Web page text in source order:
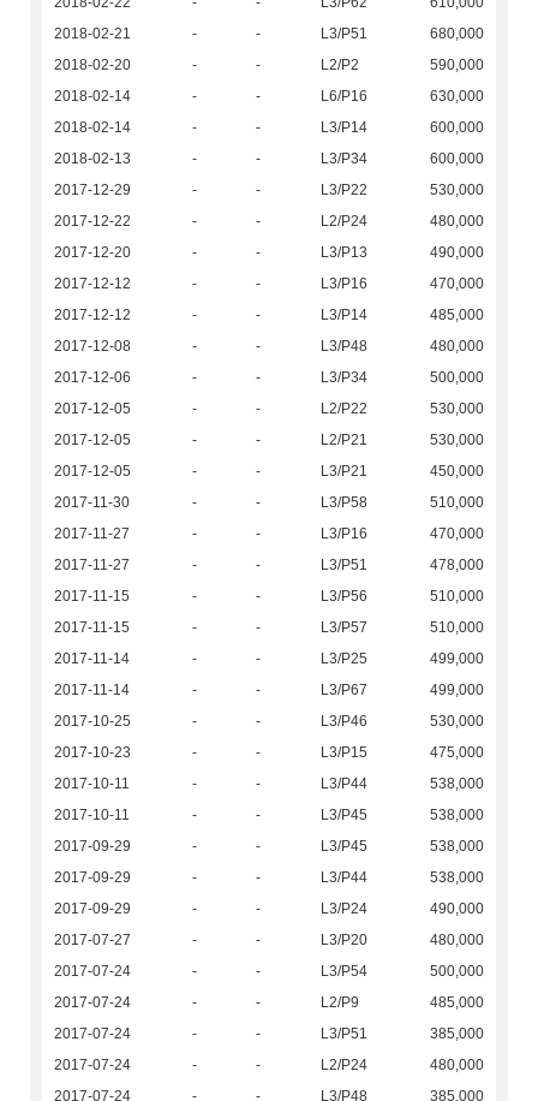
2018-02-21
- - L3/P51
680,000
2018-02-20
- - L2/P2
590,000
2018-02-14
- - L6/P16
630,000
2018-02-14
- - L3/P14
600,000
2018-02-13
- - L3/P34
600,000
2017-12-29
- - L3/P22
530,000
2017-12-22
- - L2/P24
480,000
2017-12-20
- - L3/P13
490,000
2017-12-12
- - L3/P16
470,000
2017-12-12
- - L3/P14
485,000
2017-12-08
- - L3/P48
480,000
2017-12-06
- - L3/P34
500,000
2017-12-05
- - L2/P22
530,000
2017-12-05
- - L2/P21
530,000
2017-12-05
- - L3/P21
450,000
2017-11-30
- - L3/P58
510,000
2017-11-27
- - L3/P16
470,000
2017-11-27
- - L3/P51
478,000
2017-11-15
- - L3/P56
510,000
2017-11-15
- - L3/P57
510,000
2017-11-14
- - L3/P25
499,000
2017-11-14
- - L3/P67
499,000
2017-10-25
- - L3/P46
530,000
2017-10-23
- - L3/P15
475,000
2017-10-11
- - L3/P44
538,000
2017-10-11
- - L3/P45
538,000
2017-09-29
- - L3/P45
538,000
2017-09-29
- - L3/P44
538,000
2017-09-29
- - L3/P24
490,000
2017-07-27
- - L3/P20
480,000
2017-07-24
- - L3/P54
500,000
2017-07-24
- - L2/P9
485,000
2017-07-24
- - L3/P51
385,000
2017-07-24
- - L2/P24
480,000
2017-07-24
- - L3/P48
385,000